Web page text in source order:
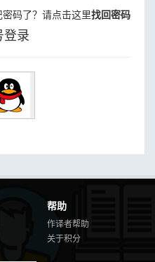
密码了？请点击这里找回密码
登录
帮助
作译者帮助
关于积分